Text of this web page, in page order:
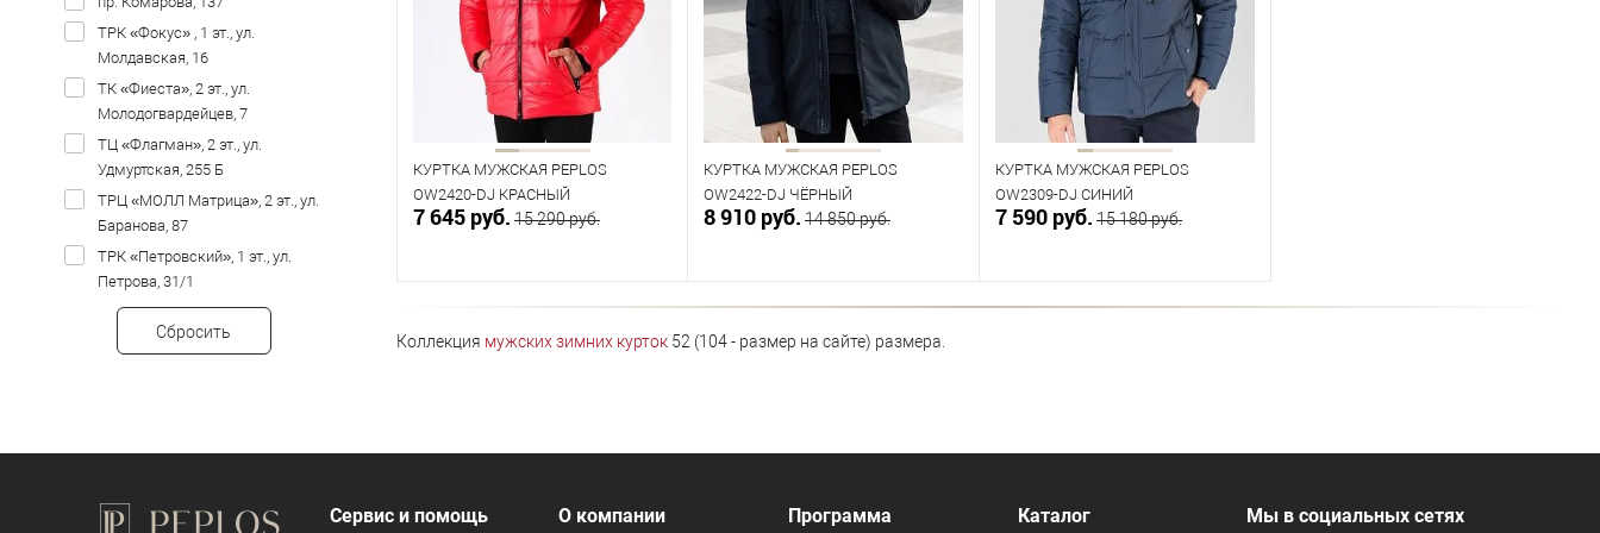
ТРК «Фокус» , 1 эт., ул.
Молдавская, 16
ТК «Фиеста», 2 эт., ул.
Молодогвардейцев, 7
ТЦ «Флагман», 2 эт., ул.
Удмуртская, 255 Б
ТРЦ «МОЛЛ Матрица», 2 эт., ул.
Баранова, 87
ТРК «Петровский», 1 эт., ул.
Петрова, 31/1
Сбросить
104
КУРТКА МУЖСКАЯ PEPLOS
OW2420-DJ КРАСНЫЙ
7 645 руб. 15 290 руб.
Размер одежды
КУРТКА МУЖСКАЯ PEPLOS
OW2422-DJ ЧЁРНЫЙ
8 910 руб. 14 850 руб.
Размер одежды
КУРТКА МУЖСКАЯ PEPLOS
OW2309-DJ СИНИЙ
7 590 руб. 15 180 руб.
Размер одежды
Коллекция мужских зимних курток 52 (104 - размер на сайте) размера.
Сервис и помощь О компании
Программа
Каталог Мы в социальных сетях